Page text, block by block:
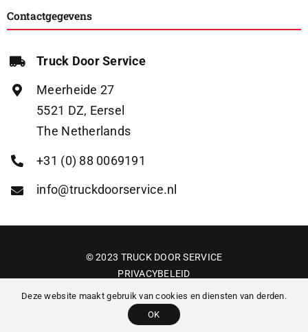
Contactgegevens
Truck Door Service
Meerheide 27
5521 DZ, Eersel
The Netherlands
+31 (0) 88 0069191
info@truckdoorservice.nl
© 2023 TRUCK DOOR SERVICE
PRIVACYBELEID
ALGEMENE VOORWAARDEN
Deze website maakt gebruik van cookies en diensten van derden.
OK